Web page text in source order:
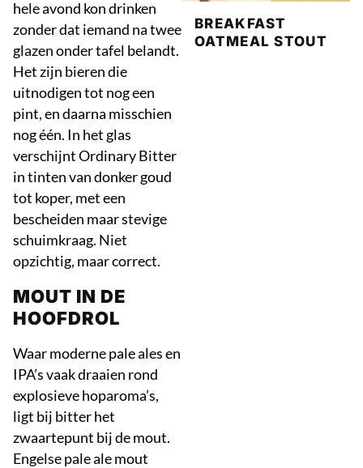
hele avond kon drinken
zonder dat iemand na twee
glazen onder tafel belandt.
Het zijn bieren die
uitnodigen tot nog een
pint, en daarna misschien
nog één. In het glas
verschijnt Ordinary Bitter
in tinten van donker goud
tot koper, met een
bescheiden maar stevige
schuimkraag. Niet
opzichtig, maar correct.
MOUT IN DE
HOOFDROL
Waar moderne pale ales en
IPA’s vaak draaien rond
explosieve hoparoma’s,
ligt bij bitter het
zwaartepunt bij de mout.
Engelse pale ale mout
BREAKFAST
OATMEAL STOUT